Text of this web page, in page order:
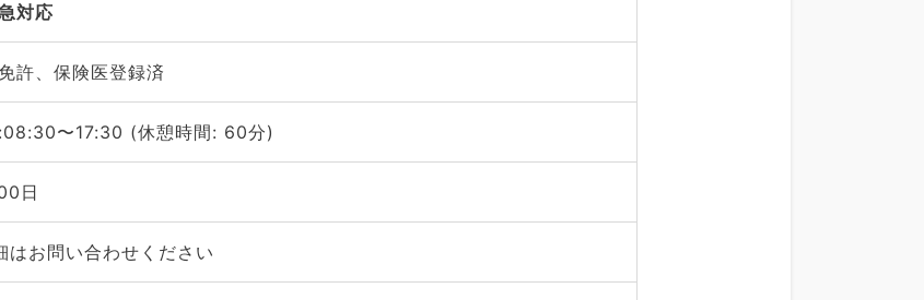
対応
許、保険医登録済
〜17:30 (休憩時間: 60分)
日
はお問い合わせください